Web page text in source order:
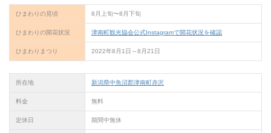
ひまわりの見頃 8月上旬〜8月下旬
ひまわりの開花状況 津南町観光協会公式Instagramで開花状況を確認
ひまわりまつり 2022年8月1日～8月21日
所在地 新潟県中魚沼郡津南町赤沢
料金 無料
定休日 期間中無休